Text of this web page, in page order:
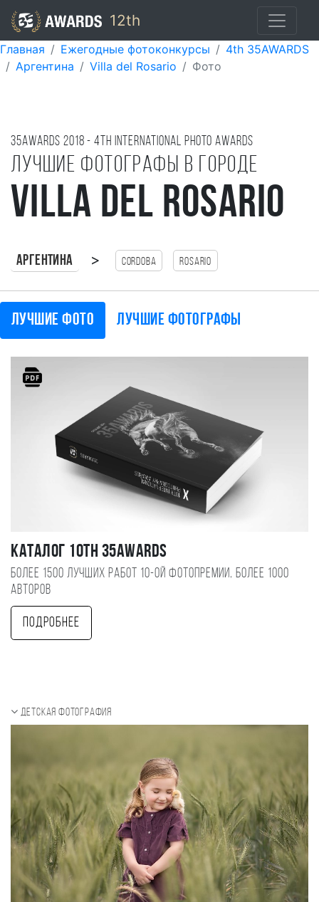
12th
Главная Ежегодные фотоконкурсы
4th 35AWARDS
Аргентина
Villa del Rosario Фото
35AWARDS 2018 - 4TH international photo awards
Лучшие фотографы в городе
Villa del Rosario
Аргентина > Cordoba Rosario
Лучшие фото Лучшие фотографы
Каталог 10TH 35AWARDS
Более 1500 лучших работ 10-ой фотопремии, более 1000
авторов
Подробнее
Детская фотография